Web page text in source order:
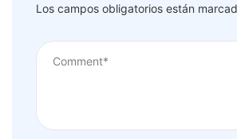
Los campos obligatorios están